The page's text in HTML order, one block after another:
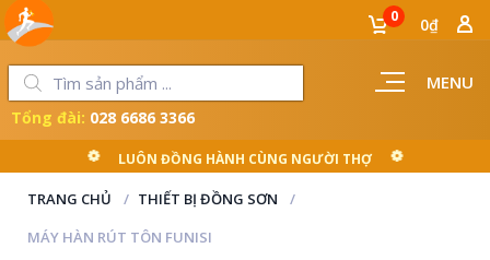
MENU
0 0₫
LUÔN ĐỒNG HÀNH CÙNG NGƯỜI THỢ
Tổng đài: 028 6686 3366
TRANG CHỦ
THIẾT BỊ ĐỒNG SƠN
MÁY HÀN RÚT TÔN FUNISI